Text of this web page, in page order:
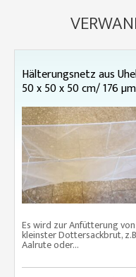
Hälterungsnetz aus
50 x 50 x 50 cm/ 176 µm
Es wird zur Anfütterung von
kleinster Dottersackbrut,
Aalrute oder...